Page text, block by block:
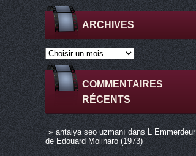
ARCHIVES
COMMENTAIRES
RÉCENTS
antalya seo uzmanıdans L Emmerdeur
de Edouard Molinaro (1973)